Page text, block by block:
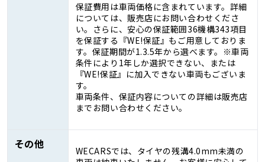
保証費用は車両価格に含まれています。詳細
については、販売店にお問い合わせくださ
い。さらに、安心の保証範囲36機構343項目
を保証する『WE!保証』もご用意しておりま
す。保証期間が1.3.5年から選べます。※車両
条件により1年しか選択できない、または
『WE!保証』に加入できない車両もございま
す。
車両条件、保証内容についての詳細は販売店
までお問い合わせください。
その他
WECARSでは、タイヤの残溝4.0mm未満の